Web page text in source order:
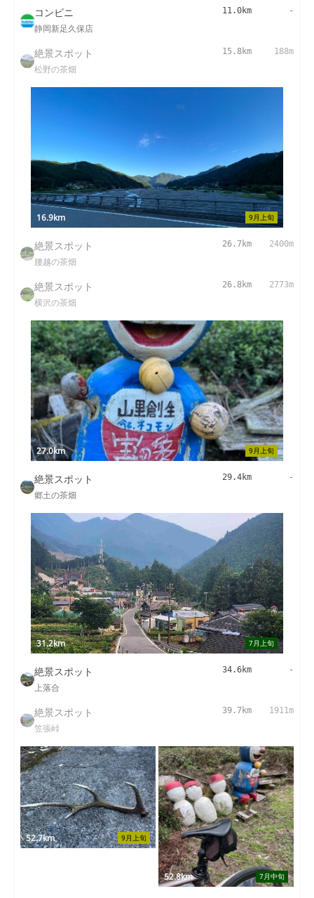
コンビニ
静岡新足久保店
11.0km -
絶景スポット
松野の茶畑
15.8km 188m
9月上旬
16.9km
絶景スポット
腰越の茶畑
26.7km 2400m
絶景スポット
横沢の茶畑
26.8km 2773m
9月上旬
27.0km
絶景スポット
郷土の茶畑
29.4km -
7月上旬
31.2km
絶景スポット
上落合
34.6km -
絶景スポット
笠張峠
39.7km 1911m
9月上旬
52.7km
7月中旬
52.8km